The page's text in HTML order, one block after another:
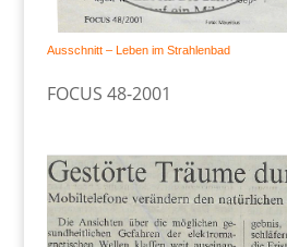
Ausschnitt – Leben im Strahlenbad
FOCUS 48-2001